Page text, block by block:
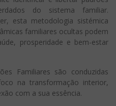
do sistema familiar.
esta metodologia sistémica
familiares ocultas podem
prosperidade e bem-estar
Familiares são conduzidas
na transformação interior,
com a sua essência.